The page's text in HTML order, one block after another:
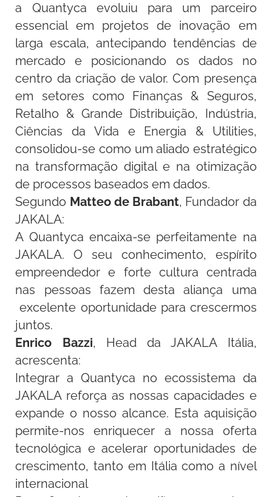
a Quantyca evoluiu para um parceiro
essencial em projetos de inovação em
larga escala, antecipando tendências de
mercado e posicionando os dados no
centro da criação de valor. Com presença
em setores como Finanças & Seguros,
Retalho & Grande Distribuição, Indústria,
Ciências da Vida e Energia & Utilities,
consolidou-se como um aliado estratégico
na transformação digital e na otimização
de processos baseados em dados.
Segundo Matteo de Brabant, Fundador da
JAKALA:
A Quantyca encaixa-se perfeitamente na
JAKALA. O seu conhecimento, espírito
empreendedor e forte cultura centrada
nas pessoas fazem desta aliança uma
excelente oportunidade para crescermos
juntos.
Enrico Bazzi, Head da JAKALA Itália,
acrescenta:
Integrar a Quantyca no ecossistema da
JAKALA reforça as nossas capacidades e
expande o nosso alcance. Esta aquisição
permite-nos enriquecer a nossa oferta
tecnológica e acelerar oportunidades de
crescimento, tanto em Itália como a nível
internacional